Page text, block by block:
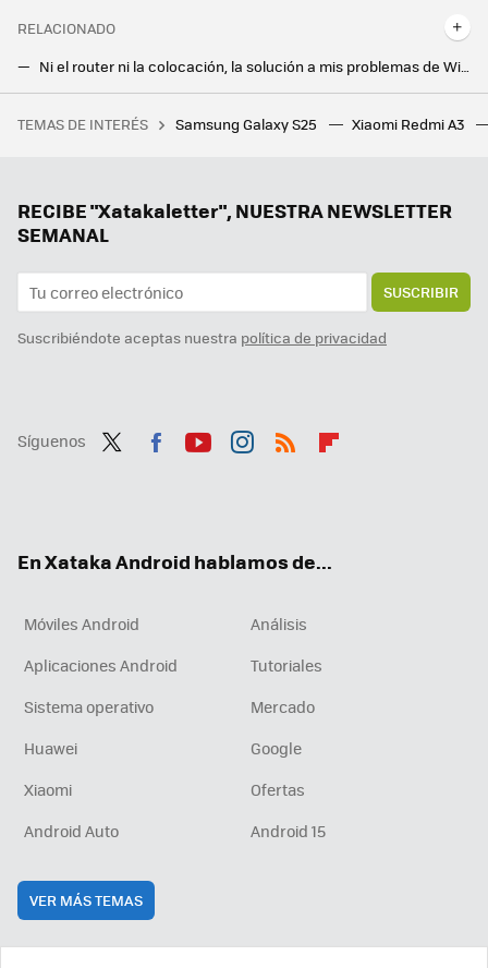
RELACIONADO
Ni el router ni la colocación, la solución a mis problemas de WiFi era más sencilla de lo que pensaba: cambiar el cable
Hace 7 años que tengo un Android TV y ojalá alguien me hubiera enseñado estos trucos
Flexispot tiene el escritorio elevable ideal para trabajar tanto de pie como sentado, y ahora está más rebajado
TEMAS DE INTERÉS Samsung Galaxy S25 Xiaomi Redmi A3
RECIBE "Xatakaletter", NUESTRA NEWSLETTER
SEMANAL
SUSCRIBIR
Suscribiéndote aceptas nuestra política de privacidad
Síguenos
En Xataka Android hablamos de...
Móviles Android
Análisis
Aplicaciones Android
Tutoriales
Sistema operativo
Mercado
Huawei
Google
Xiaomi
Ofertas
Android Auto
Android 15
VER MÁS TEMAS